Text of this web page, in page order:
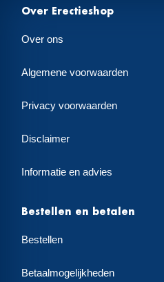
Over Erectieshop
Over ons
Algemene voorwaarden
Privacy voorwaarden
Disclaimer
Informatie en advies
Bestellen en betalen
Bestellen
Betaalmogelijkheden